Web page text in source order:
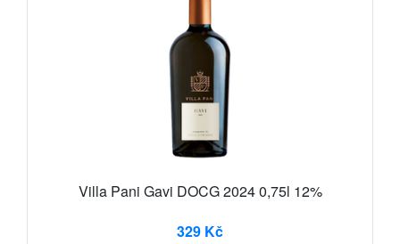
Villa Pani Gavi DOCG 2024 0,75l 12%
329 Kč